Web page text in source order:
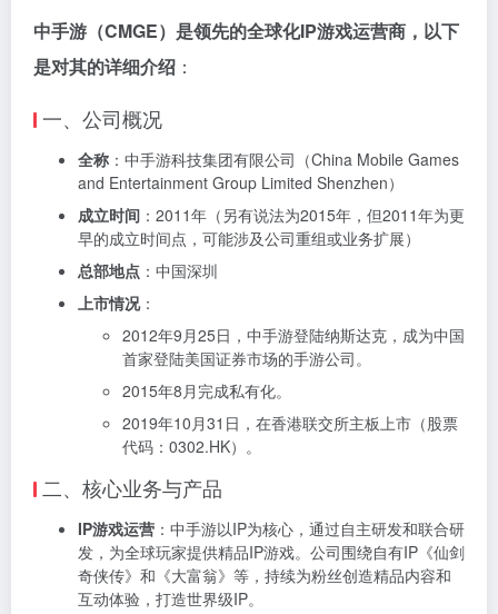
中手游（CMGE）是领先的全球化IP游戏运营商，以下
是对其的详细介绍 ：
一、公司概况
全称 ：中手游科技集团有限公司（China Mobile Games
and Entertainment Group Limited Shenzhen）
成立时间 ：2011年（另有说法为2015年，但2011年为更
早的成立时间点，可能涉及公司重组或业务扩展）
总部地点 ：中国深圳
上市情况：
2012年9月25日，中手游登陆纳斯达克，成为中国
首家登陆美国证券市场的手游公司。
2015年8月完成私有化。
2019年10月31日，在香港联交所主板上市（股票
代码：0302.HK）。
二、核心业务与产品
IP游戏运营 ：中手游以IP为核心，通过自主研发和联合研
发，为全球玩家提供精品IP游戏。公司围绕自有IP《仙剑
奇侠传》和《大富翁》等，持续为粉丝创造精品内容和
互动体验，打造世界级IP。